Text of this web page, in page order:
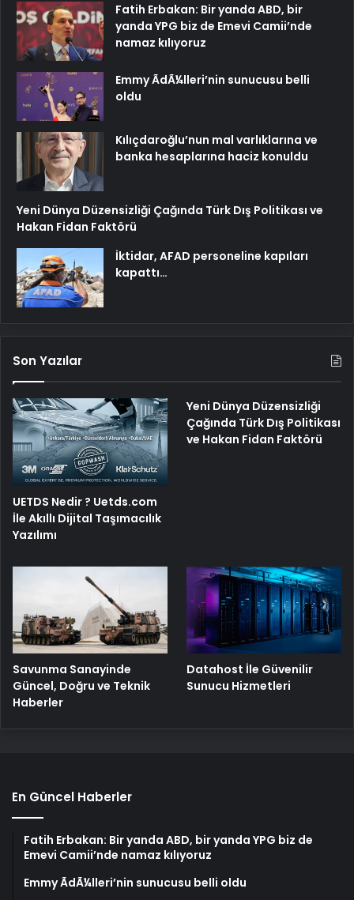
Fatih Erbakan: Bir yanda ABD, bir
yanda YPG biz de Emevi Camii’nde
namaz kılıyoruz
Emmy ÃdÃ¼lleri’nin sunucusu belli
oldu
Kılıçdaroğlu’nun mal varlıklarına ve
banka hesaplarına haciz konuldu
Yeni Dünya Düzensizliği Çağında Türk Dış Politikası ve
Hakan Fidan Faktörü
İktidar, AFAD personeline kapıları
kapattı…
Son Yazılar
UETDS Nedir ? Uetds.com
İle Akıllı Dijital Taşımacılık
Yazılımı
Yeni Dünya Düzensizliği
Çağında Türk Dış Politikası
ve Hakan Fidan Faktörü
Savunma Sanayinde
Güncel, Doğru ve Teknik
Haberler
Datahost İle Güvenilir
Sunucu Hizmetleri
En Güncel Haberler
Fatih Erbakan: Bir yanda ABD, bir yanda YPG biz de
Emevi Camii’nde namaz kılıyoruz
Emmy ÃdÃ¼lleri’nin sunucusu belli oldu